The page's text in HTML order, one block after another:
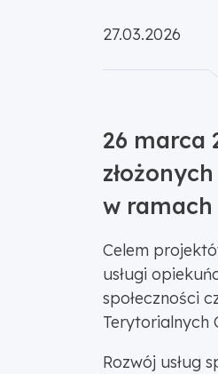
Opublikowano:
27.03.2026
26 marca
w
Celem
usługi
społeczności
Terytorialnych
Rozwój usług